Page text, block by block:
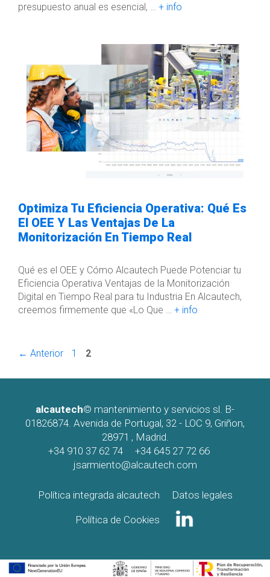
presupuesto anual es esencial, … + info
Optimiza Tu Eficiencia Operativa: Qué Es
El OEE Y Las Ventajas De La
Monitorización En Tiempo Real
Qué es el OEE y Cómo Alcautech Puede Potenciar tu
Eficiencia Operativa Ventajas de la Monitorización
Digital en Tiempo Real para tu Industria En Alcautech,
creemos firmemente que «Lo Que … + info
← Anterior Página
1 Página
2
alcautech© mantenimiento y servicios sl. B-
01826874. Avenida de Portugal, 32 - LOC 9, Griñon,
28971 , Madrid.
+34 910 37 62 74
+34 645 27 72 66
jsarmiento@alcautech.com
Política integrada alcautech Datos legales
Política de Cookies